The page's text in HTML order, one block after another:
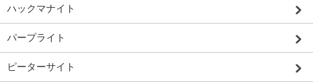
ハックマナイト
パープライト
ピーターサイト